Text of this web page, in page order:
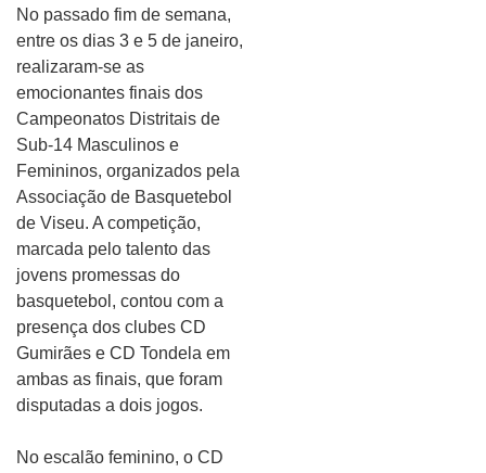
No passado fim de semana,
entre os dias 3 e 5 de janeiro,
realizaram-se as
emocionantes finais dos
Campeonatos Distritais de
Sub-14 Masculinos e
Femininos, organizados pela
Associação de Basquetebol
de Viseu. A competição,
marcada pelo talento das
jovens promessas do
basquetebol, contou com a
presença dos clubes CD
Gumirães e CD Tondela em
ambas as finais, que foram
disputadas a dois jogos.
No escalão feminino, o CD